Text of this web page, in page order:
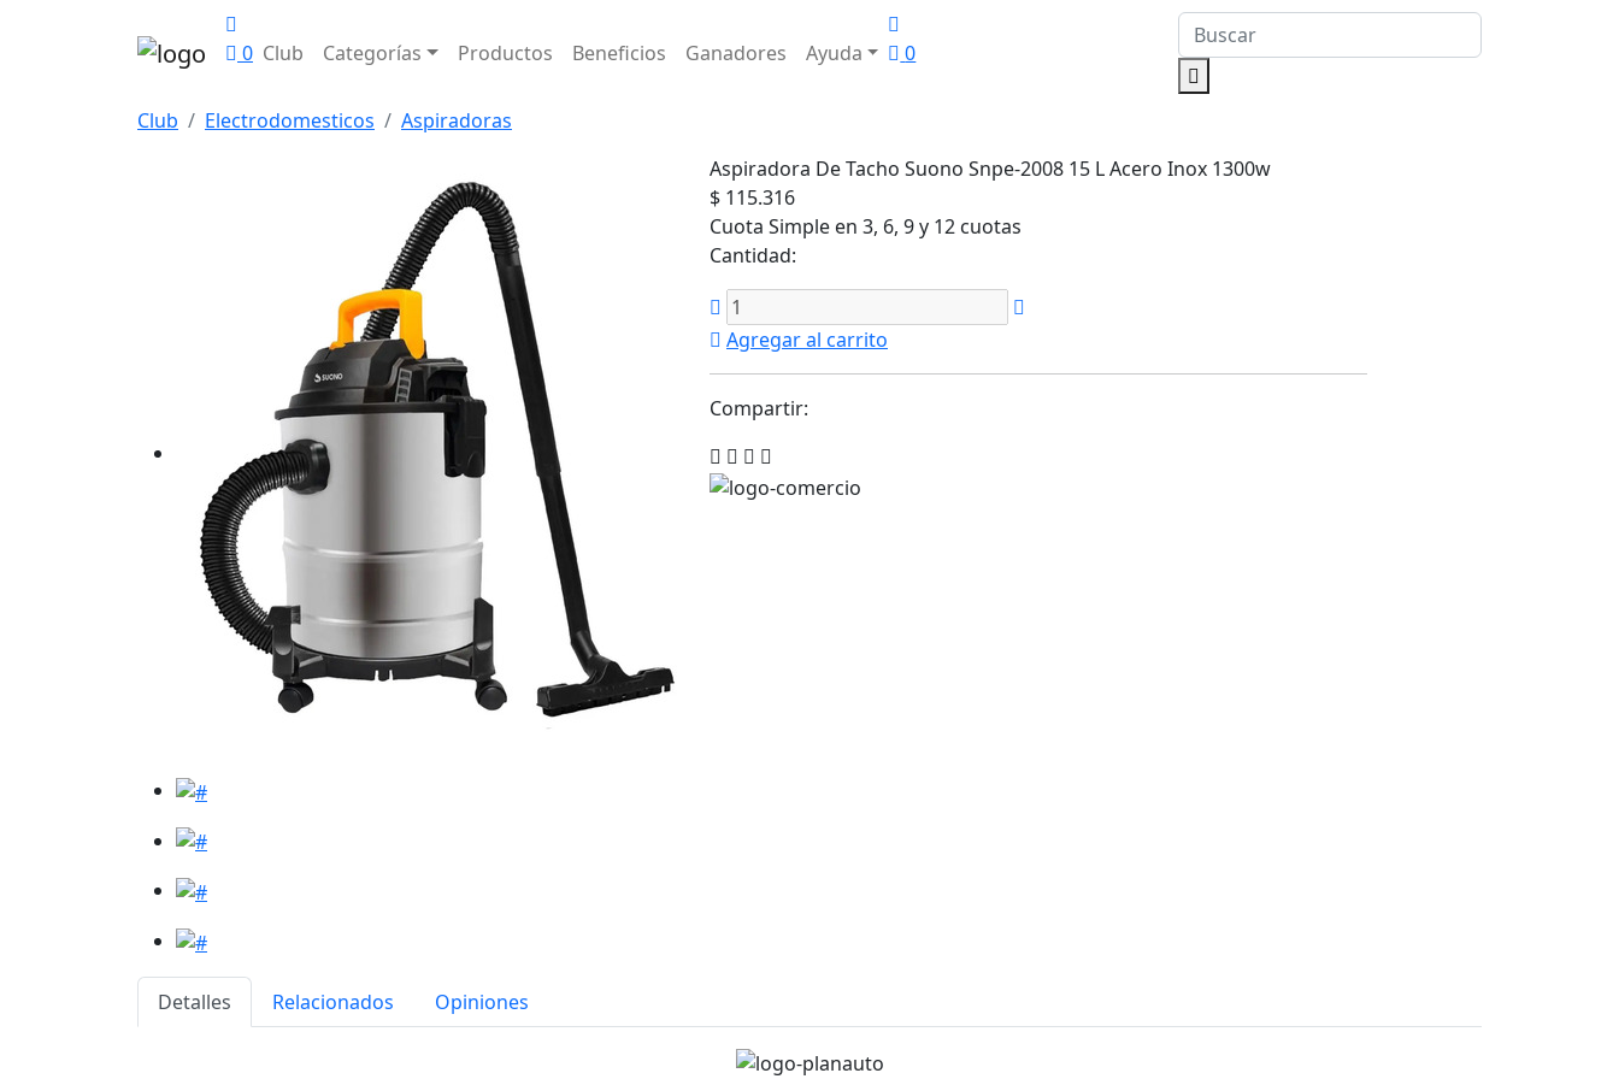
0 Club Categorías Productos Beneficios Ganadores Ayuda 0
Club Electrodomesticos
Aspiradoras
Aspiradora De Tacho Suono Snpe-2008 15 L Acero Inox 1300w
$ 115.316
Cuota Simple en 3, 6, 9 y 12 cuotas
Cantidad:
Agregar al carrito
Compartir:
Detalles Relacionados Opiniones